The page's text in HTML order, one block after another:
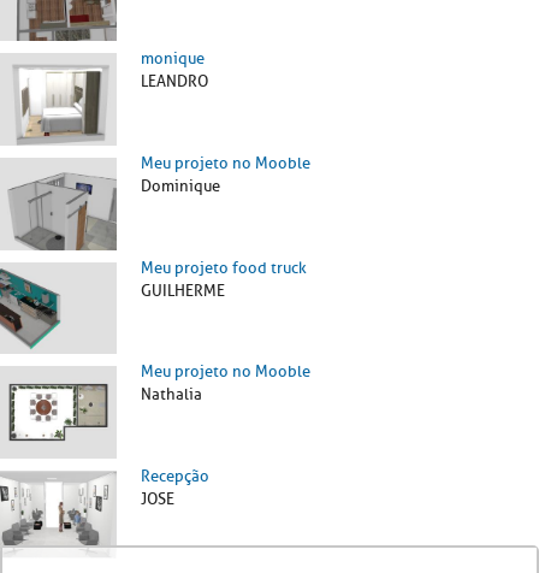
monique
LEANDRO
Meu projeto no Mooble
Dominique
Meu projeto food truck
GUILHERME
Meu projeto no Mooble
Nathalia
Recepção
JOSE